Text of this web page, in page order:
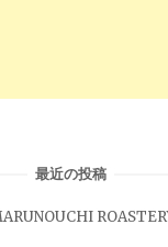
最近の投稿